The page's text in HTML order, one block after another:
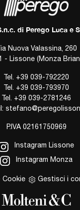
di Perego Luca e
Nuova Valassina, 260
- Lissone (Monza
Tel. +39 039-792220
Tel. +39 039-793970
Tel. +39 039-2781246
P.IVA 02161750969
Instagram Lissone
Instagram Monza
Cookie Gestisci i